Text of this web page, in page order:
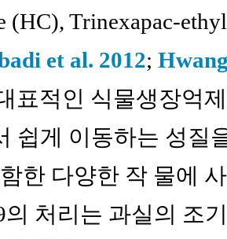
(HC), Trinexapac-
et al. 2012;
표적인 식물생장억
쉽게 이동하는 성질
한 다양한 작 물에
처리는 과실의 조